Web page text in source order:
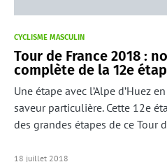
CYCLISME MASCULIN
Tour de France 2018 :
complète de la 12e
Une étape avec l’Alpe d’Huez
saveur particulière. Cette 12e
des grandes étapes de ce Tour
18 juillet 2018